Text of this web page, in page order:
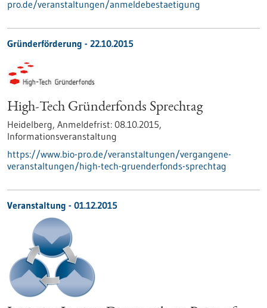
pro.de/veranstaltungen/anmeldebestaetigung
Gründerförderung - 22.10.2015
High-Tech Gründerfonds Sprechtag
Heidelberg, Anmeldefrist: 08.10.2015,
Informationsveranstaltung
https://www.bio-pro.de/veranstaltungen/vergangene-
veranstaltungen/high-tech-gruenderfonds-sprechtag
Veranstaltung - 01.12.2015